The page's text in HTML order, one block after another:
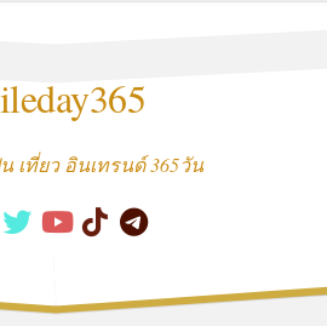
เที่ยว อินเทรนด์ 365วัน